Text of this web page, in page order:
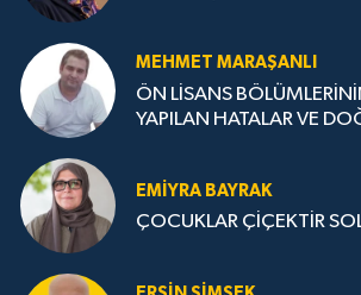
MEHMET MARAŞANLI
ÖN LİSANS
YAPILAN HATALAR VE
EMIYRA BAYRAK
ÇOCUKLAR ÇİÇEKTİR